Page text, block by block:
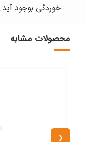
خوردگی بوجود آید.
محصولات مشابه